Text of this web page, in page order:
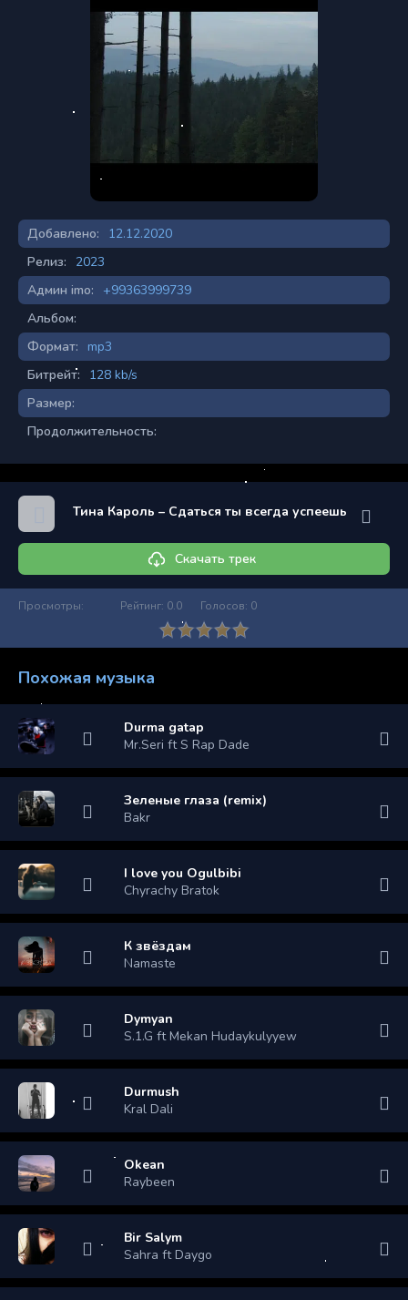
Добавлено:
12.12.2020
Релиз:
2023
Админ imo:
+99363999739
Альбом:
Формат:
mp3
Битрейт:
128 kb/s
Размер:
Продолжительность:
Тина Кароль – Сдаться ты всегда успеешь
Скачать трек
Просмотры: Рейтинг: 0.0 Голосов: 0
Похожая музыка
Durma gatap
Mr.Seri ft S Rap Dade
Зеленые глаза (remix)
Bakr
I love you Ogulbibi
Chyrachy Bratok
К звёздам
Namaste
Dymyan
S.1.G ft Mekan Hudaykulyyew
Durmush
Kral Dali
Okean
Raybeen
Bir Salym
Sahra ft Daygo